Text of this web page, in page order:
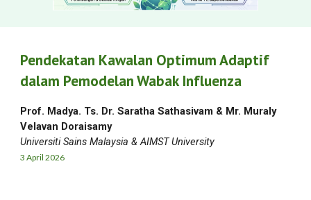
Pendekatan Kawalan Optimum Adaptif
dalam Pemodelan Wabak Influenza
Prof. Madya. Ts. Dr. Saratha Sathasivam & Mr. Muraly
Velavan Doraisamy
Universiti Sains Malaysia & AIMST University
3 April 2026